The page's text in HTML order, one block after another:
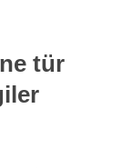
tür